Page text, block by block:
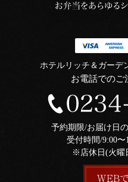
ホテルリッチ＆ガーデ
お電話でのご
予約期限/お届け日
受付時間/9:00
※店休日(火曜